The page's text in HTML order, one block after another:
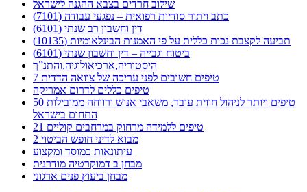
שילוב חרדים בצבא ההגנה לישראל
כתב ויתור סודיות רפואית – נפגעי עבודה (7101)
דין וחשבון רב שנתי (6101)
תביעה לקצבת נכות כללית על פי האמנות הבינלאומיות (10135)
ביטוח וגבייה – דין וחשבון שנתי (6101)
היסטוריה,ארכיאולוגיה,והתנ”ך
7 טיפים חשובים לפני עריכה של צוואה הדדית
טיפים כללים לדרום אמריקה
50 טיפים ויותר לניהול חווית עובד, משאבי אנוש ורווחה ממובילות
התחום בישראל
21 טיפים ללמידה מרחוק במרחבים קוליים
מבוא לדיני חופש הביטוי 2
עיתונאות כמוסד ומקצוע
מבחן ב דמוקרטיה מודרנית
מבחן ביעוץ פנים ארגוני